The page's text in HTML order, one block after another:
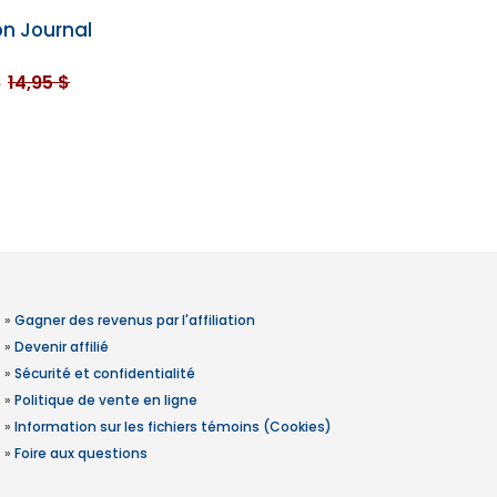
Journal
14,95 $
» Gagner des revenus par l'affiliation
» Devenir affilié
» Sécurité et confidentialité
» Politique de vente en ligne
» Information sur les fichiers témoins (Cookies)
» Foire aux questions